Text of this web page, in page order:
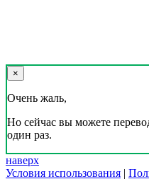
×
Очень жаль,
Но сейчас вы можете
один раз.
наверх
Условия использования |